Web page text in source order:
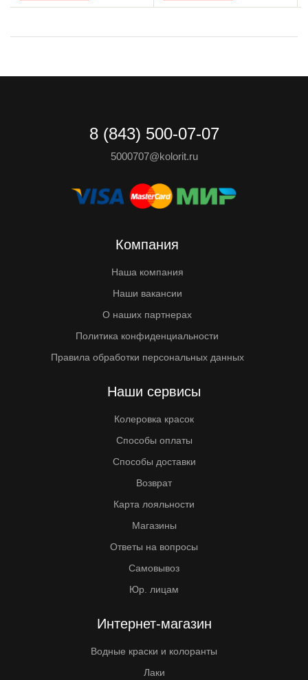
8 (843) 500-07-07
5000707@kolorit.ru
Компания
Наша компания
Наши вакансии
О наших партнерах
Политика конфиденциальности
Правила обработки персональных данных
Наши сервисы
Колеровка красок
Способы оплаты
Способы доставки
Возврат
Карта лояльности
Магазины
Ответы на вопросы
Самовывоз
Юр. лицам
Интернет-магазин
Водные краски и колоранты
Лаки